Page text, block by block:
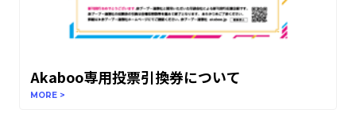
Akaboo専用投票引換券について
MORE >